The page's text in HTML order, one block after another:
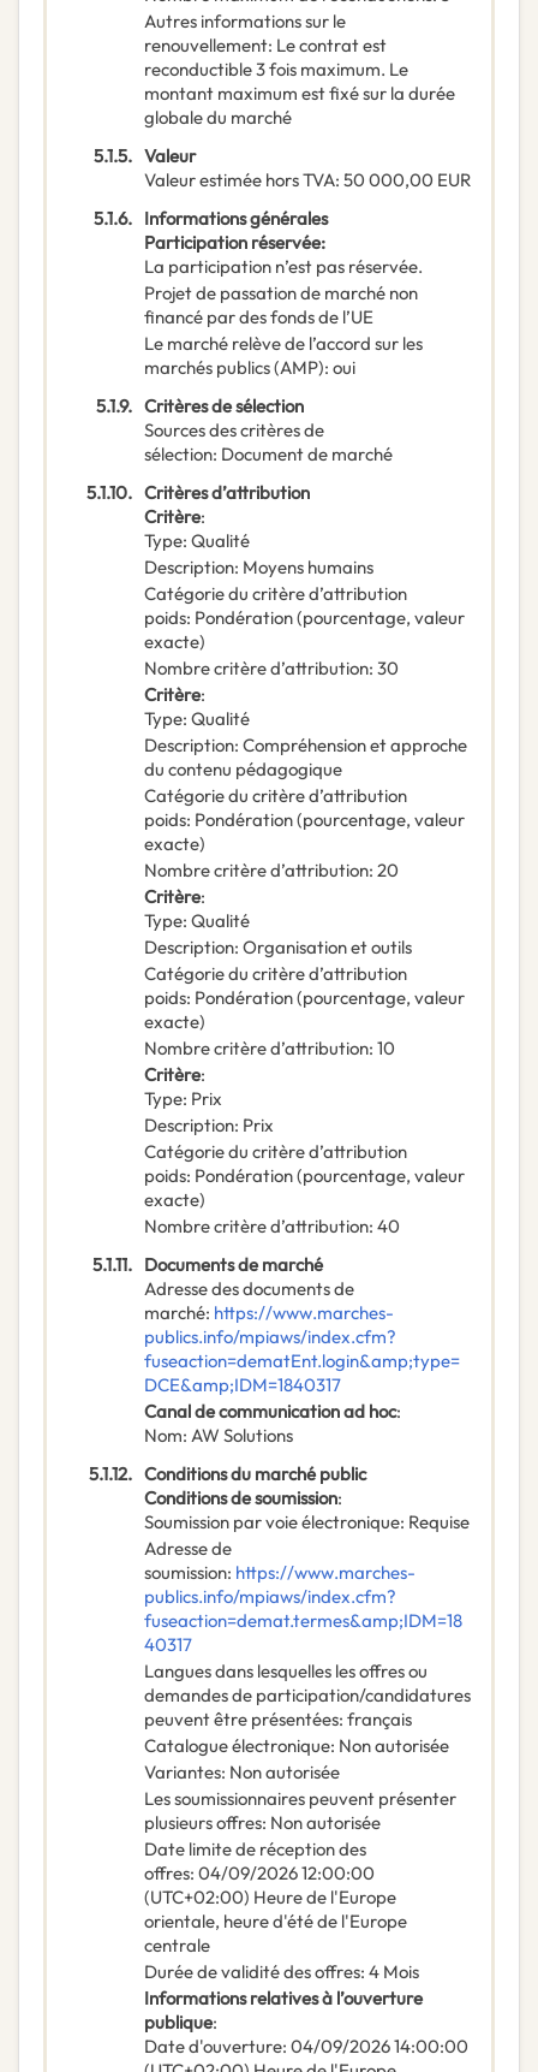
Autres informations sur le
renouvellement: Le contrat est
reconductible 3 fois maximum. Le
montant maximum est fixé sur la durée
globale du marché
5.1.5. Valeur
Valeur estimée hors TVA: 50 000,00 EUR
5.1.6. Informations générales
Participation réservée:
La participation n’est pas réservée.
Projet de passation de marché non
financé par des fonds de l’UE
Le marché relève de l’accord sur les
marchés publics (AMP): oui
5.1.9. Critères de sélection
Sources des critères de
sélection: Document de marché
5.1.10. Critères d’attribution
Critère:
Type: Qualité
Description: Moyens humains
Catégorie du critère d’attribution
poids: Pondération (pourcentage, valeur
exacte)
Nombre critère d’attribution: 30
Critère:
Type: Qualité
Description: Compréhension et approche
du contenu pédagogique
Catégorie du critère d’attribution
poids: Pondération (pourcentage, valeur
exacte)
Nombre critère d’attribution: 20
Critère:
Type: Qualité
Description: Organisation et outils
Catégorie du critère d’attribution
poids: Pondération (pourcentage, valeur
exacte)
Nombre critère d’attribution: 10
Critère:
Type: Prix
Description: Prix
Catégorie du critère d’attribution
poids: Pondération (pourcentage, valeur
exacte)
Nombre critère d’attribution: 40
5.1.11. Documents de marché
Adresse des documents de
marché: https://www.marches-
publics.info/mpiaws/index.cfm?
fuseaction=dematEnt.login&amp;type=
DCE&amp;IDM=1840317
Canal de communication ad hoc:
Nom: AW Solutions
5.1.12. Conditions du marché public
Conditions de soumission:
Soumission par voie électronique: Requise
Adresse de
soumission: https://www.marches-
publics.info/mpiaws/index.cfm?
fuseaction=demat.termes&amp;IDM=18
40317
Langues dans lesquelles les offres ou
demandes de participation/candidatures
peuvent être présentées: français
Catalogue électronique: Non autorisée
Variantes: Non autorisée
Les soumissionnaires peuvent présenter
plusieurs offres: Non autorisée
Date limite de réception des
offres: 04/09/202612:00:00
(UTC+02:00) Heure de l'Europe
orientale, heure d'été de l'Europe
centrale
Durée de validité des offres: 4 Mois
Informations relatives à l’ouverture
publique:
Date d'ouverture: 04/09/202614:00:00